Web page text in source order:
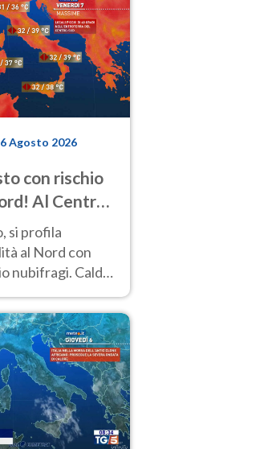
6 Agosto 2026
con rischio
Al Centro-
si profila
al Nord con
nubifragi. Caldo